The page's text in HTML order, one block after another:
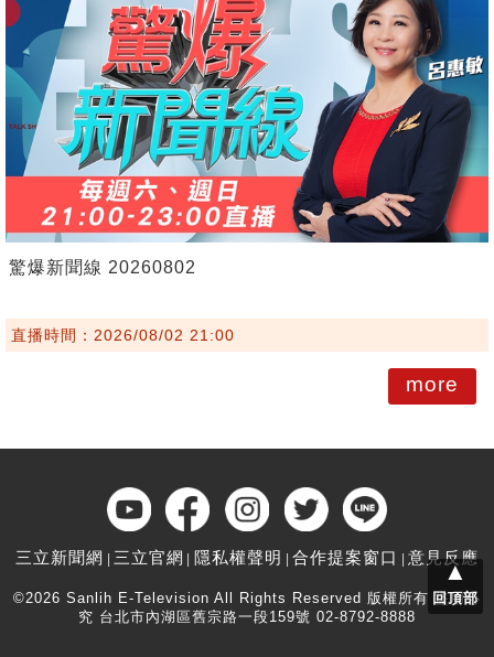
驚爆新聞線 20260802
直播時間：2026/08/02 21:00
more
三立新聞網 三立官網 隱私權聲明 合作提案窗口 意見反應
©2026 Sanlih E-Television All Rights Reserved 版權所有 盜用必
究 台北市內湖區舊宗路一段159號 02-8792-8888
▲
回頂部